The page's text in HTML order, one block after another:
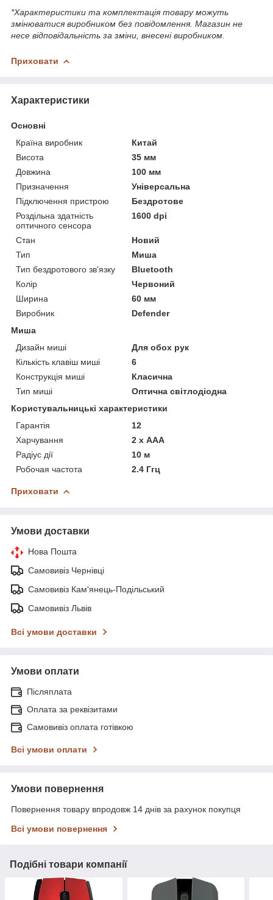
*Характеристики та комплектація товару можуть
змінюватися виробником без повідомлення. Магазин не
несе відповідальність за зміни, внесені виробником.
Приховати
Характеристики
Основні
Країна виробник
Китай
Висота
35 мм
Довжина
100 мм
Призначення
Універсальна
Підключення пристрою
Бездротове
Роздільна здатність
оптичного сенсора
1600 dpi
Стан
Новий
Тип
Миша
Тип бездротового зв'язку
Bluetooth
Колір
Червоний
Ширина
60 мм
Виробник
Defender
Миша
Дизайн миші
Для обох рук
Кількість клавіш миші
6
Конструкція миші
Класична
Тип миші
Оптична світлодіодна
Користувальницькі характеристики
Гарантія
12
Харчування
2 х AAA
Радіус дії
10 м
Робочая частота
2.4 Ггц
Приховати
Умови доставки
Нова Пошта
Самовивіз Чернівці
Самовивіз Кам'янець-Подільський
Самовивіз Львів
Всі умови доставки
Умови оплати
Післяплата
Оплата за реквізитами
Самовивіз оплата готівкою
Всі умови оплати
Умови повернення
Повернення товару впродовж 14 днів за рахунок покупця
Всі умови повернення
Подібні товари компанії